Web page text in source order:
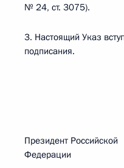
№ 24, ст. 3075).
3. Настоящий Указ
подписания.
Президент Российской
Федерации